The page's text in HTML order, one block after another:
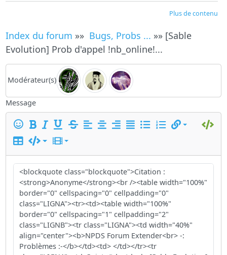
Plus de contenu
Index du forum »» Bugs, Probs ... »» [Sable
Evolution] Prob d'appel !nb_online!...
Modérateur(s)
Message